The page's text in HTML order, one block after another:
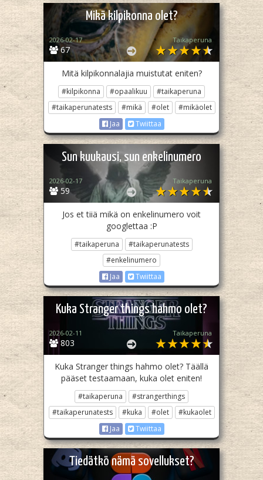
Mikä kilpikonna olet?
67
2026-02-17 Taikaperuna
Mitä kilpikonnalajia muistutat eniten?
#kilpikonna #opaalikuu
#taikaperuna
#taikaperunatests
#mikä #olet
#mikäolet
Jaa
Twiittaa
Sun kuukausi, sun enkelinumero
59
2026-02-17 Taikaperuna
Jos et tiiä mikä on enkelinumero voit
googlettaa :P
#taikaperuna
#taikaperunatests
#enkelinumero
Jaa
Twiittaa
Kuka Stranger things hahmo olet?
803
2026-02-11 Taikaperuna
Kuka Stranger things hahmo olet? Täällä
pääset testaamaan, kuka olet eniten!
#taikaperuna
#strangerthings
#taikaperunatests
#kuka #olet
#kukaolet
Jaa
Twiittaa
Tiedätkö nämä sovellukset?